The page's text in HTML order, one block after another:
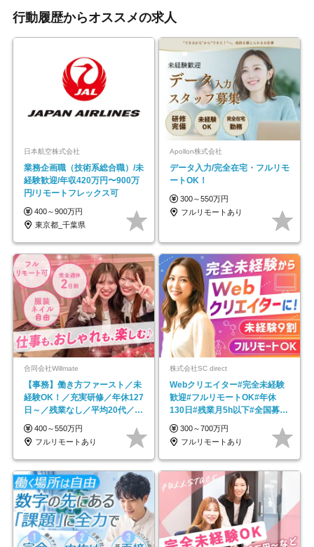
行動履歴からオススメの求人
日本航空株式会社
業務企画職（技術系総合職）/未
経験歓迎/年収420万円〜900万
円/リモートフレックス可
400～900万円
東京都_千葉県
Apollon株式会社
データ入力/完全在宅・フルリモ
ートOK！
300～550万円
フルリモートあり
合同会社Willmate
【事務】働き方ファースト／未
経験OK！／充実研修／年休127
日～／残業なし／平均20代／リ
モートOK
400～550万円
フルリモートあり
株式会社SC direct
Webクリエイター#完全未経験
歓迎#フルリモートOK#年休
130日#残業月5h以下#全国募集
#最大1年の研修
300～700万円
フルリモートあり